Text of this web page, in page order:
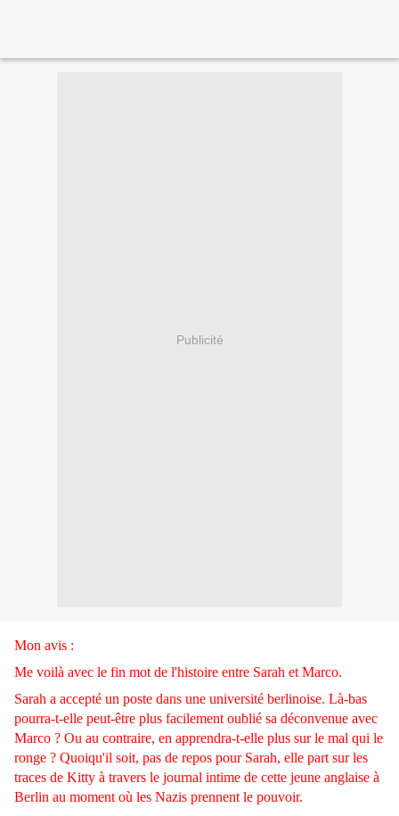
Publicité
Mon avis :
Me voilà avec le fin mot de l'histoire entre Sarah et Marco.
Sarah a accepté un poste dans une université berlinoise. Là-bas
pourra-t-elle peut-être plus facilement oublié sa déconvenue avec
Marco ? Ou au contraire, en apprendra-t-elle plus sur le mal qui le
ronge ? Quoiqu'il soit, pas de repos pour Sarah, elle part sur les
traces de Kitty à travers le journal intime de cette jeune anglaise à
Berlin au moment où les Nazis prennent le pouvoir.